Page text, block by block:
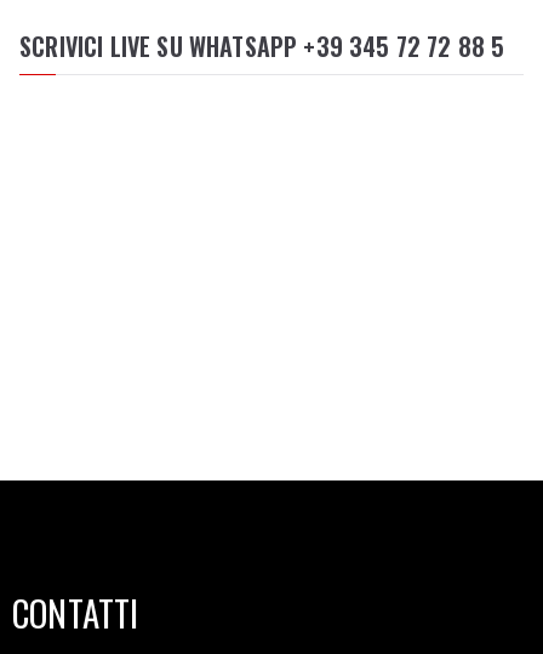
SCRIVICI LIVE SU WHATSAPP +39 345 72 72 88 5
CONTATTI